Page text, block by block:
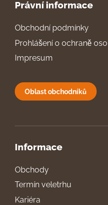
Právní informace
Obchodní podmínky
Prohlášení o ochraně
Impresum
Oblast obchodníků
Informace
Obchody
Termín veletrhu
Kariéra